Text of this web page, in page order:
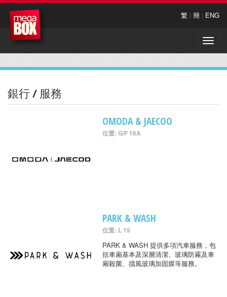
繁 | 簡 | ENG
Toggle
銀行 / 服務
OMODA & JAECOO
位置: G/F 16A
PARK & WASH
位置: L 15
PARK & WASH 提供多項汽車服務，包
括車廂基本及深層清潔、玻璃防霧及車
廂殺菌、擋風玻璃加固膜等服務。